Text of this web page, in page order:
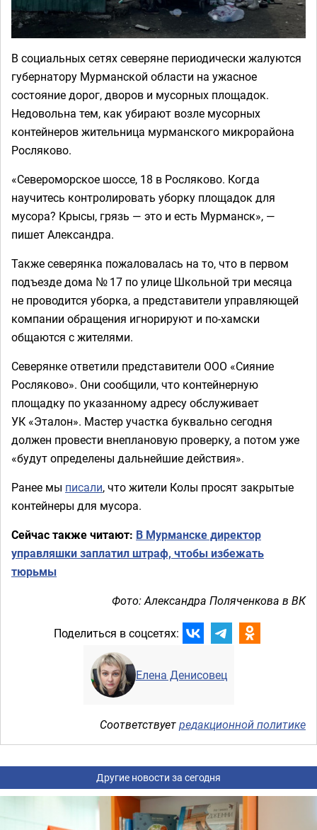
В социальных сетях северяне периодически жалуются
губернатору Мурманской области на ужасное
состояние дорог, дворов и мусорных площадок.
Недовольна тем, как убирают возле мусорных
контейнеров жительница мурманского микрорайона
Росляково.
«Североморское шоссе, 18 в Росляково. Когда
научитесь контролировать уборку площадок для
мусора? Крысы, грязь — это и есть Мурманск», —
пишет Александра.
Также северянка пожаловалась на то, что в первом
подъезде дома № 17 по улице Школьной три месяца
не проводится уборка, а представители управляющей
компании обращения игнорируют и по-хамски
общаются с жителями.
Северянке ответили представители ООО «Сияние
Росляково». Они сообщили, что контейнерную
площадку по указанному адресу обслуживает
УК «Эталон». Мастер участка буквально сегодня
должен провести внеплановую проверку, а потом уже
«будут определены дальнейшие действия».
Ранее мы писали, что жители Колы просят закрытые
контейнеры для мусора.
Сейчас также читают: В Мурманске директор
управляшки заплатил штраф, чтобы избежать
тюрьмы
Фото: Александра Поляченкова в ВК
Поделиться в соцсетях:
Елена Денисовец
Соответствуетредакционной политике
Другие новости за сегодня